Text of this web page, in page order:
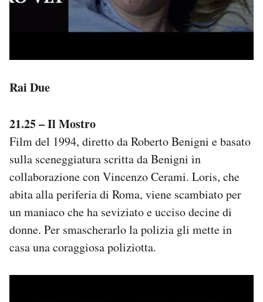
Rai Due
21.25 – Il Mostro
Film del 1994, diretto da Roberto Benigni e basato
sulla sceneggiatura scritta da Benigni in
collaborazione con Vincenzo Cerami. Loris, che
abita alla periferia di Roma, viene scambiato per
un maniaco che ha seviziato e ucciso decine di
donne. Per smascherarlo la polizia gli mette in
casa una coraggiosa poliziotta.